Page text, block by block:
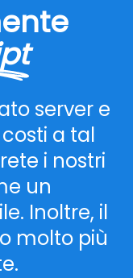
server e
a tal
i nostri
un
Inoltre, il
molto più